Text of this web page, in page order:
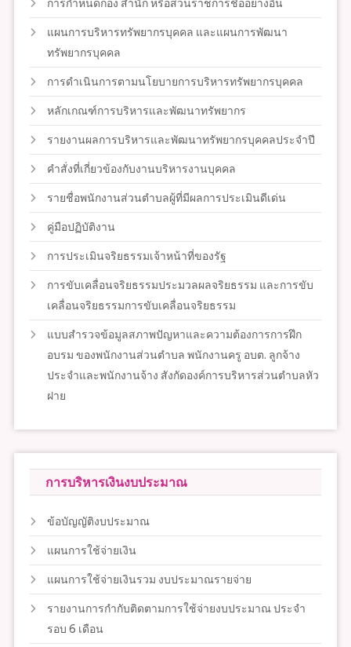
การกำหนดกอง สำนัก หรือส่วนราชการชื่ออย่างอื่น
แผนการบริหารทรัพยากรบุคคล และแผนการพัฒนา
ทรัพยากรบุคคล
การดำเนินการตามนโยบายการบริหารทรัพยากรบุคคล
หลักเกณฑ์การบริหารและพัฒนาทรัพยากร
รายงานผลการบริหารและพัฒนาทรัพยากรบุคคลประจำปี
คำสั่งที่เกี่ยวข้องกับงานบริหารงานบุคคล
รายชื่อพนักงานส่วนตำบลผู้ที่มีผลการประเมินดีเด่น
คู่มือปฏิบัติงาน
การประเมินจริยธรรมเจ้าหน้าที่ของรัฐ
การขับเคลื่อนจริยธรรมประมวลผลจริยธรรม และการขับ
เคลื่อนจริยธรรมการขับเคลื่อนจริยธรรม
แบบสำรวจข้อมูลสภาพปัญหาและความต้องการการฝึก
อบรม ของพนักงานส่วนตำบล พนักงานครู อบต. ลูกจ้าง
ประจำและพนักงานจ้าง สังกัดองค์การบริหารส่วนตำบลหัว
ฝาย
การบริหารเงินงบประมาณ
ข้อบัญญัติงบประมาณ
แผนการใช้จ่ายเงิน
แผนการใช้จ่ายเงินรวม งบประมาณรายจ่าย
รายงานการกำกับติดตามการใช้จ่ายงบประมาณ ประจำ
รอบ 6 เดือน